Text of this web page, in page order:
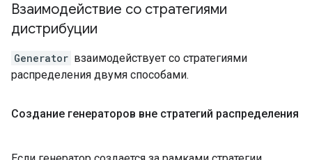
Взаимодействие со стратегиями
дистрибуции
Generator взаимодействует со стратегиями
распределения двумя способами.
Создание генераторов вне стратегий распределения